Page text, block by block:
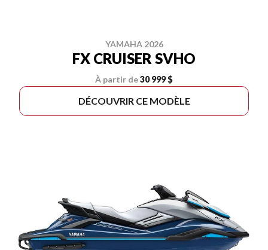
YAMAHA 2026
FX CRUISER SVHO
À partir de30 999 $
DÉCOUVRIR CE MODÈLE